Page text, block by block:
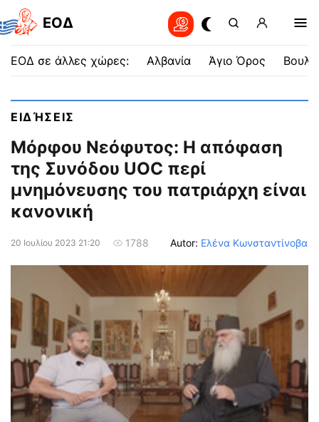
EOΔ
ΕΟΔ σε άλλες χώρες: Αλβανία Άγιο Όρος
ΕΙΔΉΣΕΙΣ
Μόρφου Νεόφυτος: Η απόφαση
της Συνόδου UOC περί
μνημόνευσης του πατριάρχη είναι
κανονική
20 Ιουλίου 2023 21:20 1788 Autor: Ελένα Κωνσταντίνοβα